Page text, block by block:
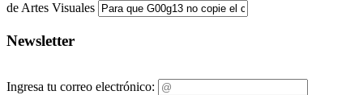
de Artes Visuales
Newsletter
Ingresa tu correo electrónico: